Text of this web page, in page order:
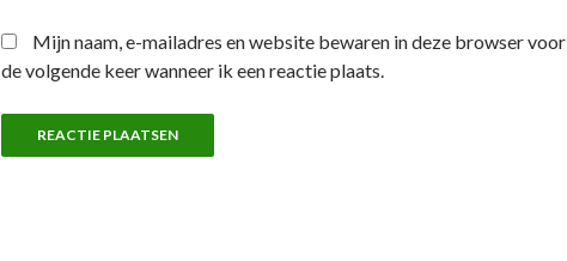
Mijn naam, e-mailadres en website bewaren in deze browser voor
de volgende keer wanneer ik een reactie plaats.